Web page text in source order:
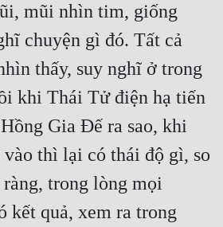
mũi nhìn tim, giống
chuyện gì đó. Tất cả
thấy, suy nghĩ ở trong
khi Thái Tử điện hạ tiến
Gia Đế ra sao, khi
thì lại có thái độ gì, so
ràng, trong lòng mọi
kết quả, xem ra trong